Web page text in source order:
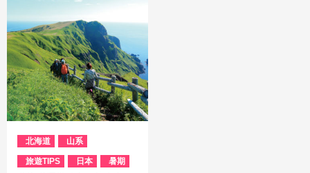
北海道 山系
旅遊TIPS 日本 暑期